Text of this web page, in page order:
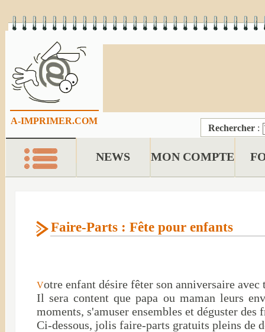
A-IMPRIMER.COM
Rechercher :
NEWS MON COMPTE
Faire-Parts : Fête pour enfants
Votre enfant désire fêter son anniversaire avec
Il sera content que papa ou maman leurs
moments, s'amuser ensembles et déguster des
Ci-dessous, jolis faire-parts gratuits pleins de